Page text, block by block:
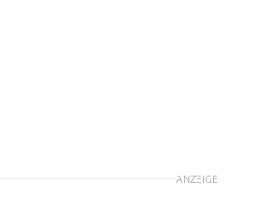
ANZEIGE